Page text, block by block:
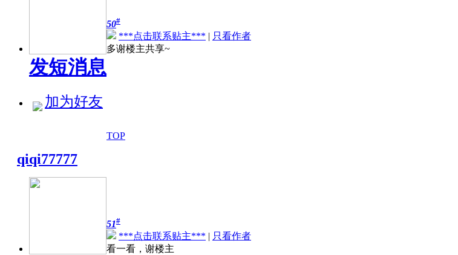
发短消息
加为好友
50#
***点击联系贴主*** | 只看作者
多谢楼主共享~
TOP
qiqi77777
51#
***点击联系贴主*** | 只看作者
看一看，谢楼主